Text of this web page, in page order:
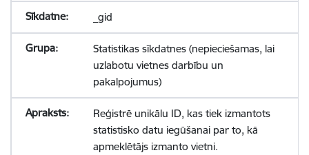
_gid
Statistikas sīkdatnes (nepieciešamas, lai
uzlabotu vietnes darbību un
pakalpojumus)
Reģistrē unikālu ID, kas tiek izmantots
statistisko datu iegūšanai par to, kā
apmeklētājs izmanto vietni.